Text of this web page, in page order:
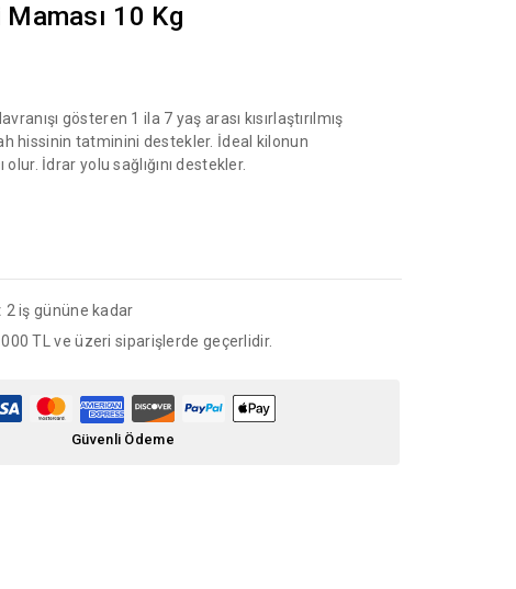
10 Kg
gösteren 1 ila 7 yaş arası kısırlaştırılmış
hissinin tatminini destekler. İdeal kilonun
olur. İdrar yolu sağlığını destekler.
2 iş gününe kadar
TL ve üzeri siparişlerde geçerlidir.
Güvenli Ödeme